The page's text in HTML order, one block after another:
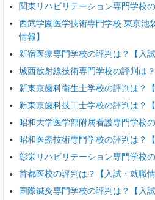
関東リハビリテーション専門学校
西武学園医学技術専門学校 東京池
情報】
新宿医療専門学校の評判は？【入試
城西放射線技術専門学校の評判は
新東京歯科衛生士学校の評判は？
新東京歯科技工士学校の評判は？
昭和大学医学部附属看護専門学校
昭和医療技術専門学校の評判は？
彰栄リハビリテーション専門学校
首都医校の評判は？【入試・就職情
国際鍼灸専門学校の評判は？【入試